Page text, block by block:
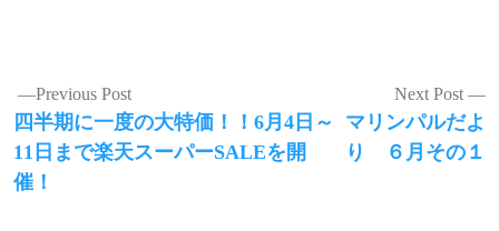
投
稿
ナ
Previous Post
Previous
post:
四半期に一度の大特価！！6月4日～
11日まで楽天スーパーSALEを開
催！
Next Post
Next
post:
マリンパルだよ
り ６月その１